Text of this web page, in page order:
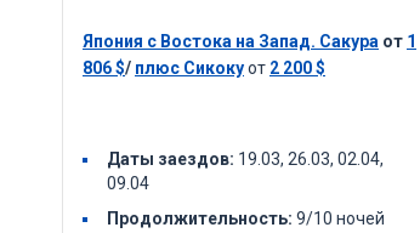
Япония с Востока на Запад. Сакура от 1
806$/ плюс Сикокуот 2 200$
Даты заездов: 19.03, 26.03, 02.04,
09.04
Продолжительность: 9/10 ночей